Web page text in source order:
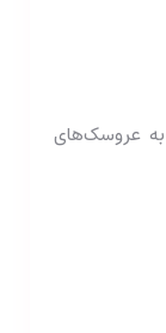
به عروسک‌های